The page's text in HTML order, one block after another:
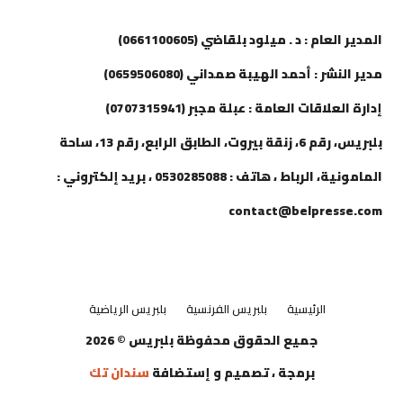
المدير العام : د . ميلود بلقاضي (0661100605)
مدير النشر : أحمد الهيبة صمداني (0659506080)
إدارة العلاقات العامة : عبلة مجبر (0707315941)
بلبريس، رقم 6، زنقة بيروت، الطابق الرابع، رقم 13، ساحة
المامونية، الرباط ، هاتف : 0530285088 ، بريد إلكتروني :
contact@belpresse.com
الرئيسية بلبريس الفرنسية بلبريس الرياضية
جميع الحقوق محفوظة بلبريس © 2026
برمجة ، تصميم و إستضافةسندان تك